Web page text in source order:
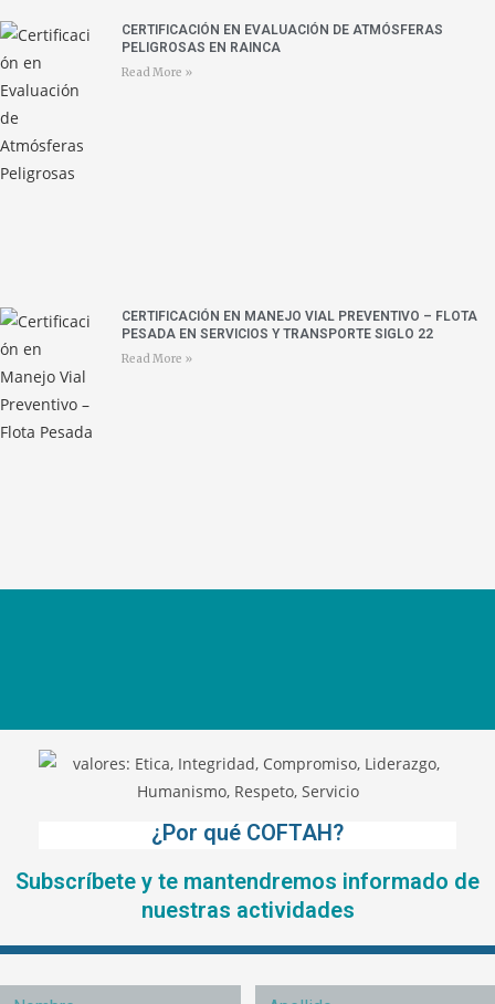
CERTIFICACIÓN EN EVALUACIÓN DE ATMÓSFERAS
PELIGROSAS EN RAINCA
Read More »
CERTIFICACIÓN EN MANEJO VIAL PREVENTIVO – FLOTA
PESADA EN SERVICIOS Y TRANSPORTE SIGLO 22
Read More »
¿Por qué COFTAH?
Subscríbete y te mantendremos informado de
nuestras actividades